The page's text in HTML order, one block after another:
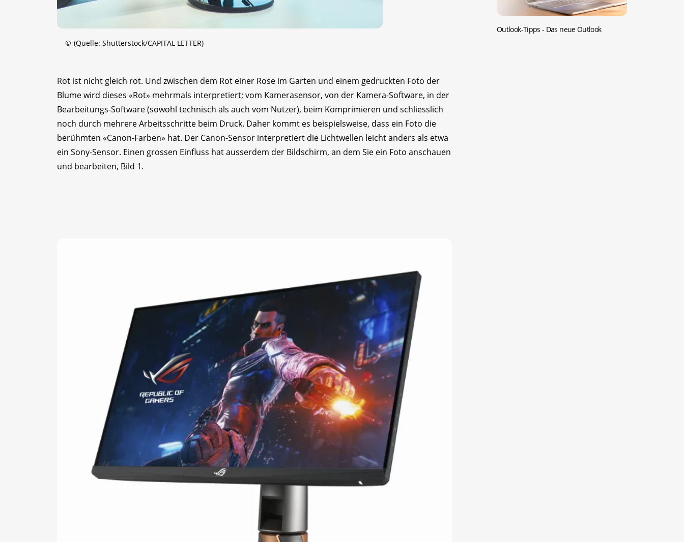
© (Quelle: Shutterstock/CAPITAL LETTER)
Rot ist nicht gleich rot. Und zwischen dem Rot einer Rose im Garten und einem gedruckten Foto der
Blume wird dieses «Rot» mehrmals interpretiert; vom Kamerasensor, von der Kamera-Software, in der
Bearbeitungs-Software (sowohl technisch als auch vom Nutzer), beim Komprimieren und schliesslich
noch durch mehrere Arbeitsschritte beim Druck. Daher kommt es beispielsweise, dass ein Foto die
berühmten «Canon-Farben» hat. Der Canon-Sensor interpretiert die Lichtwellen leicht anders als etwa
ein Sony-Sensor. Einen grossen Einfluss hat ausserdem der Bildschirm, an dem Sie ein Foto anschauen
und bearbeiten, Bild 1.
Outlook-Tipps - Das neue Outlook